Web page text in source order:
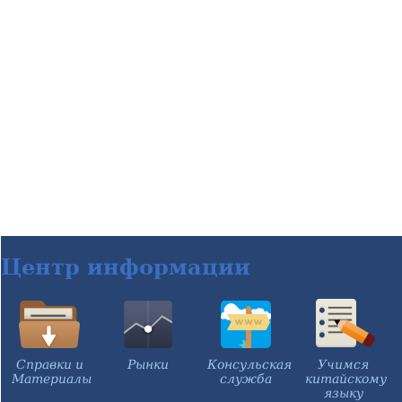
Центр информации
Справки и
Материалы
Рынки
Консульская
служба
Учимся
китайскому
языку